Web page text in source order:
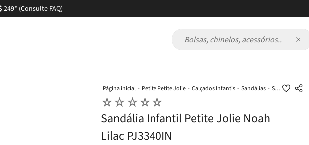
até 6X sem juros
Bolsas, chinelos, acessórios...
Petite Petite Jolie Calçados Infantis Sandálias Sandália Infantil Petite Jolie Noah Lilac PJ3340IN
☆☆☆☆☆
Sandália Infantil Petite Jolie Noah
Lilac PJ3340IN